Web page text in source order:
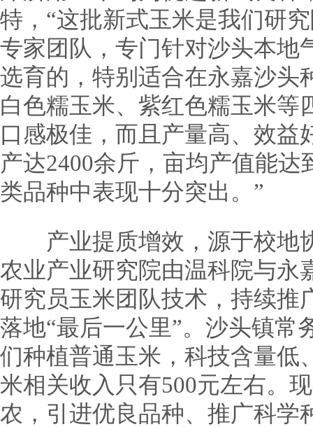
特，“这批新式玉米是我们研
专家团队，专门针对沙头本地
选育的，特别适合在永嘉沙头
白色糯玉米、紫红色糯玉米等
口感极佳，而且产量高、效益
产达2400余斤，亩均产值能
类品种中表现十分突出。”
产业提质增效，源于校地
农业产业研究院由温科院与永
研究员玉米团队技术，持续推
落地“最后一公里”。沙头镇常
们种植普通玉米，科技含量低
米相关收入只有500元左右。
农，引进优良品种、推广科学